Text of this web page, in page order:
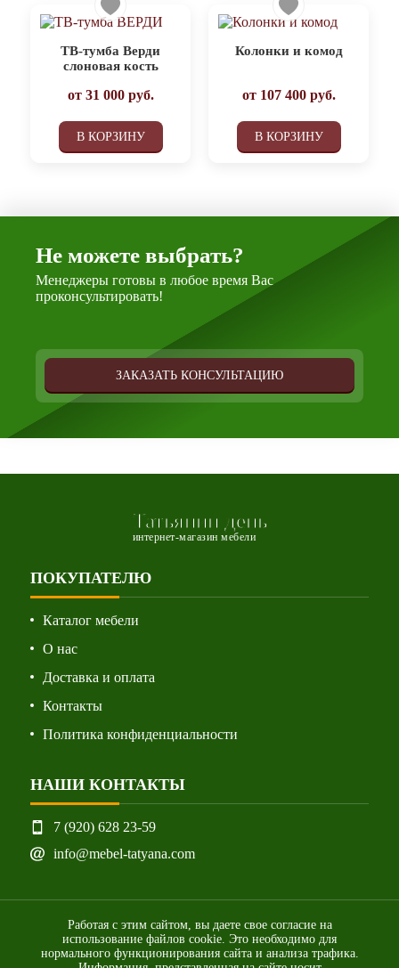
ТВ-тумба Верди
слоновая кость
от 31 000руб.
В КОРЗИНУ
Колонки и комод
от 107 400руб.
В КОРЗИНУ
Не можете выбрать?
Менеджеры готовы в любое время Вас
проконсультировать!
ЗАКАЗАТЬ КОНСУЛЬТАЦИЮ
Татьянин день
интернет-магазин мебели
ПОКУПАТЕЛЮ
Каталог мебели
О нас
Доставка и оплата
Контакты
Политика конфиденциальности
НАШИ КОНТАКТЫ
7 (920) 628 23-59
info@mebel-tatyana.com
Работая с этим сайтом, вы даете свое согласие на
использование файлов cookie. Это необходимо для
нормального функционирования сайта и анализа трафика.